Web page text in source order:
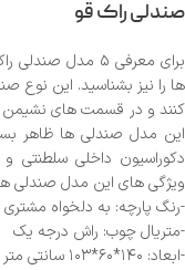
صندلی راک قو
برای معرفی ۵
ها را نیز بشناسید. این نوع
کنند و در قسمت های نشیمن
این مدل صندلی ها ظاهر
دکوراسیون داخلی سلطنتی
ویژگی های این مدل صندلی ها
-رنگ پارچه: به دلخواه مشتری
-متریال چوب: راش درجه یک
-ابعاد: ۱۴۰*۶۰*۱۰۳ سانتی متر